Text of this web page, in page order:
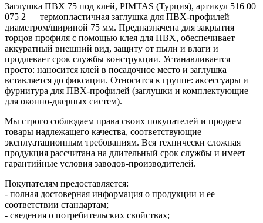
Заглушка ПВХ 75 под клей, PIMTAS (Турция), артикул 516 00
075 2 — термопластичная заглушка для ПВХ-профилей
диаметром/шириной 75 мм. Предназначена для закрытия
торцов профиля с помощью клея для ПВХ, обеспечивает
аккуратный внешний вид, защиту от пыли и влаги и
продлевает срок службы конструкции. Устанавливается
просто: наносится клей в посадочное место и заглушка
вставляется до фиксации. Относится к группе: аксессуары и
фурнитура для ПВХ-профилей (заглушки и комплектующие
для оконно-дверных систем).
Мы строго соблюдаем права своих покупателей и продаем
товары надлежащего качества, соответствующие
эксплуатационным требованиям. Вся технически сложная
продукция рассчитана на длительный срок службы и имеет
гарантийные условия заводов-производителей.
Покупателям предоставляется:
- полная достоверная информация о продукции и ее
соответствии стандартам;
- сведения о потребительских свойствах;